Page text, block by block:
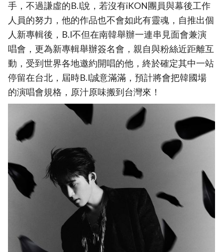
手，不過謙虛的B.I說，若沒有iKON團員與幕後工作
人員的努力，他的作品也不會如此有靈魂，自推出個
人新專輯後，B.I不但在南韓舉辦一連串見面會兼演
唱會，更為新專輯舉辦簽名會，親自與粉絲近距離互
動，受到世界各地邀約開唱的他，終於確定其中一站
停留在台北，屆時B.I誠意滿滿，預計將會把韓國場
的演唱會規格，原汁原味搬到台灣來！